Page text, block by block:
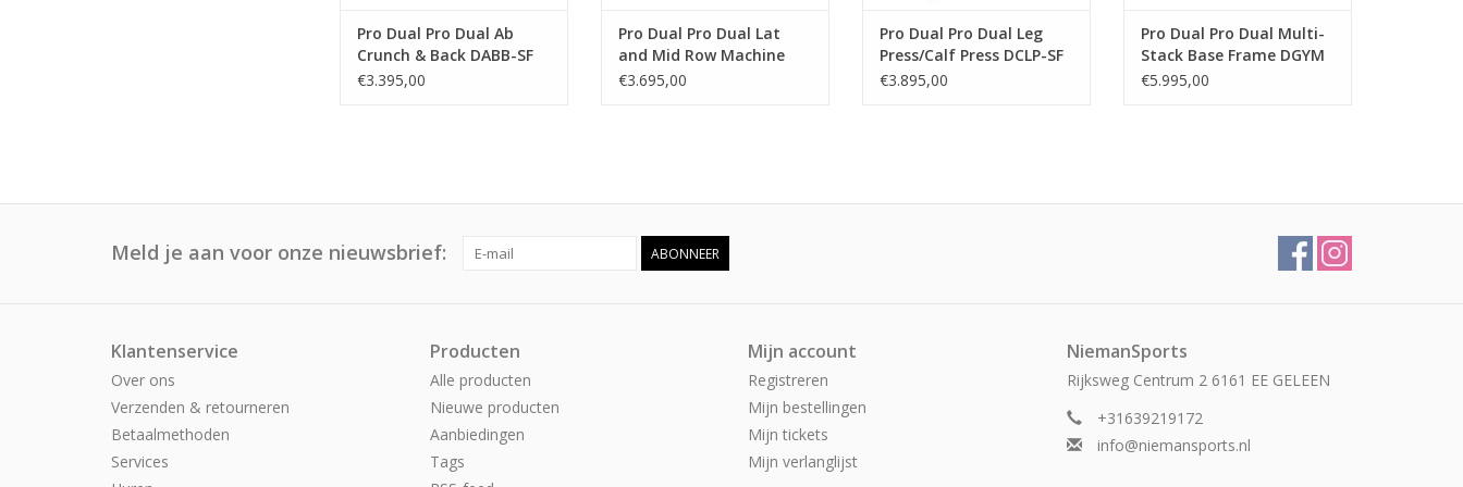
Pro Dual Pro Dual Ab
Crunch & Back DABB-SF
€3.395,00
Pro Dual Pro Dual Lat
and Mid Row Machine
DLAT-SF
€3.695,00
Pro Dual Pro Dual Leg
Press/Calf Press DCLP-SF
€3.895,00
Pro Dual Pro Dual Multi-
Stack Base Frame DGYM
€5.995,00
Meld je aan voor onze nieuwsbrief: ABONNEER
Klantenservice
Over ons
Verzenden & retourneren
Betaalmethoden
Services
Producten
Alle producten
Nieuwe producten
Aanbiedingen
Tags
Mijn account
Registreren
Mijn bestellingen
Mijn tickets
Mijn verlanglijst
NiemanSports
Rijksweg Centrum 2 6161 EE GELEEN
+31639219172
info@niemansports.nl